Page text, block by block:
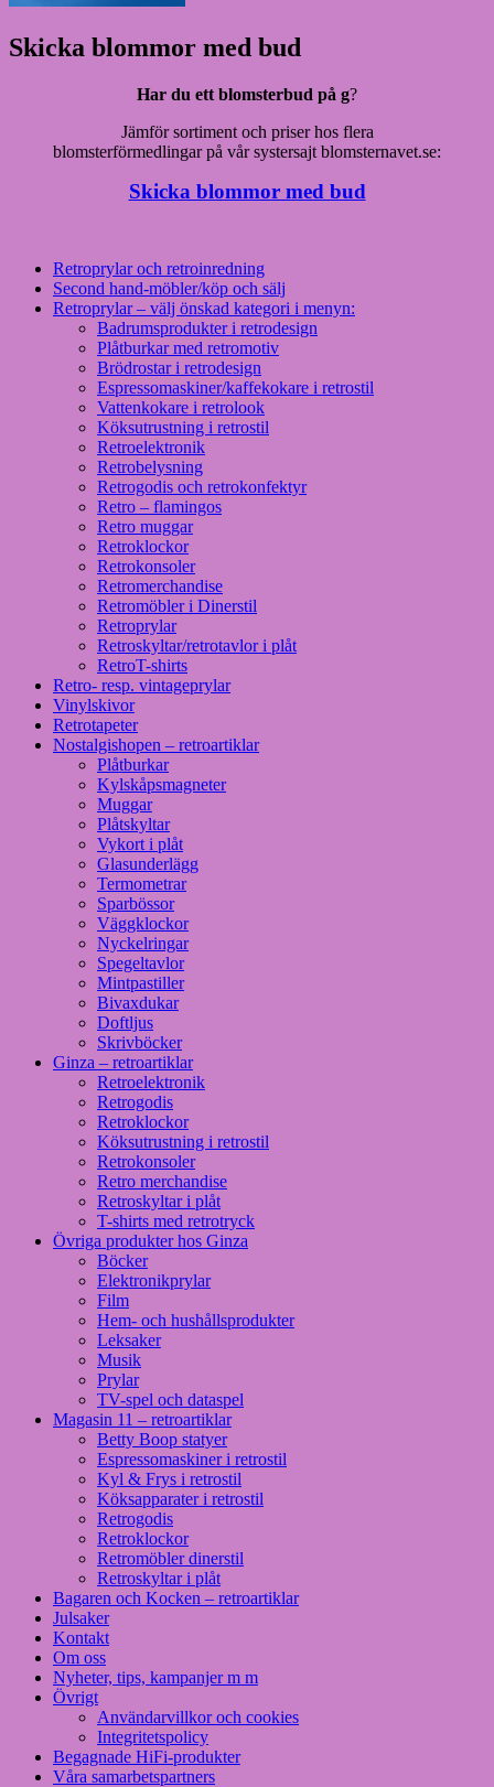
Skicka blommor med bud
Har du ett blomsterbud på g?
Jämför sortiment och priser hos flera
blomsterförmedlingar på vår systersajt blomsternavet.se:
Skicka blommor med bud
Retroprylar och retroinredning
Second hand-möbler/köp och sälj
Retroprylar – välj önskad kategori i menyn:
Badrumsprodukter i retrodesign
Plåtburkar med retromotiv
Brödrostar i retrodesign
Espressomaskiner/kaffekokare i retrostil
Vattenkokare i retrolook
Köksutrustning i retrostil
Retroelektronik
Retrobelysning
Retrogodis och retrokonfektyr
Retro – flamingos
Retro muggar
Retroklockor
Retrokonsoler
Retromerchandise
Retromöbler i Dinerstil
Retroprylar
Retroskyltar/retrotavlor i plåt
RetroT-shirts
Retro- resp. vintageprylar
Vinylskivor
Retrotapeter
Nostalgishopen – retroartiklar
Plåtburkar
Kylskåpsmagneter
Muggar
Plåtskyltar
Vykort i plåt
Glasunderlägg
Termometrar
Sparbössor
Väggklockor
Nyckelringar
Spegeltavlor
Mintpastiller
Bivaxdukar
Doftljus
Skrivböcker
Ginza – retroartiklar
Retroelektronik
Retrogodis
Retroklockor
Köksutrustning i retrostil
Retrokonsoler
Retro merchandise
Retroskyltar i plåt
T-shirts med retrotryck
Övriga produkter hos Ginza
Böcker
Elektronikprylar
Film
Hem- och hushållsprodukter
Leksaker
Musik
Prylar
TV-spel och dataspel
Magasin 11 – retroartiklar
Betty Boop statyer
Espressomaskiner i retrostil
Kyl & Frys i retrostil
Köksapparater i retrostil
Retrogodis
Retroklockor
Retromöbler dinerstil
Retroskyltar i plåt
Bagaren och Kocken – retroartiklar
Julsaker
Kontakt
Om oss
Nyheter, tips, kampanjer m m
Övrigt
Användarvillkor och cookies
Integritetspolicy
Begagnade HiFi-produkter
Våra samarbetspartners